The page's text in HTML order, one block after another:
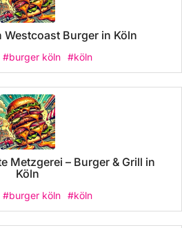
Westcoast Burger in Köln
#burger köln #köln
Metzgerei – Burger & Grill in
Köln
#burger köln #köln